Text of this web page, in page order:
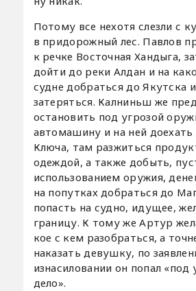
Потому все нехотя слезли с
в придорожный лес. Павлов
к речке Восточная Хандыга,
дойти до реки Алдан и на
судне добраться до Якутска
затеряться. Калниньш же
остановить под угрозой
автомашину и на ней доехать
Ключа, там разжиться
одеждой, а также добыть,
использованием оружия,
на попутках добраться до
попасть на судно, идущее,
границу. К тому же Артур
кое с кем разобраться, а
наказать девушку, по
изнасиловании он попал «под
дело».